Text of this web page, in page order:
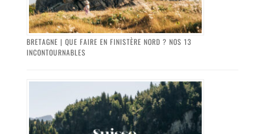
BRETAGNE | QUE FAIRE EN FINISTÈRE NORD ? NOS 13
INCONTOURNABLES